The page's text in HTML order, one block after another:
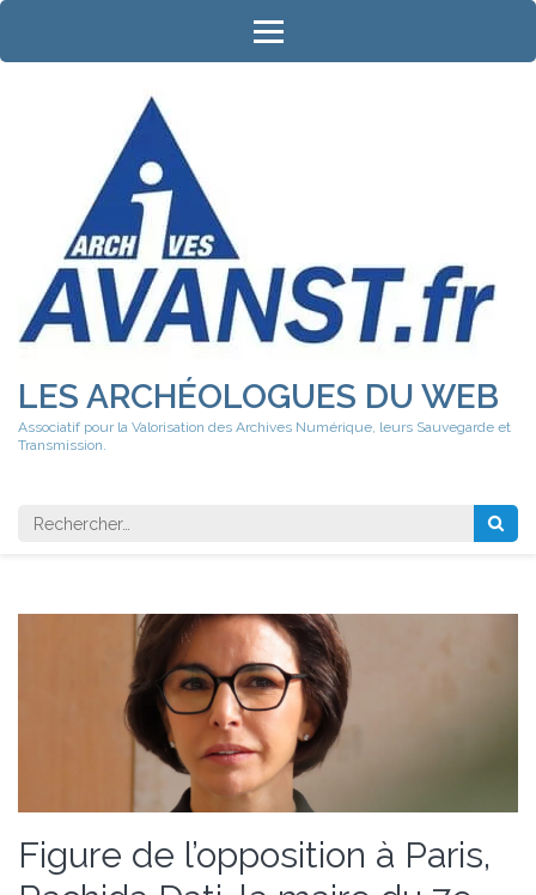
Aller
contenu
LES ARCHÉOLOGUES DU WEB
Associatif pour la Valorisation des Archives Numérique, leurs Sauvegarde et
Transmission.
Rechercher
Figure de l’opposition à Paris,